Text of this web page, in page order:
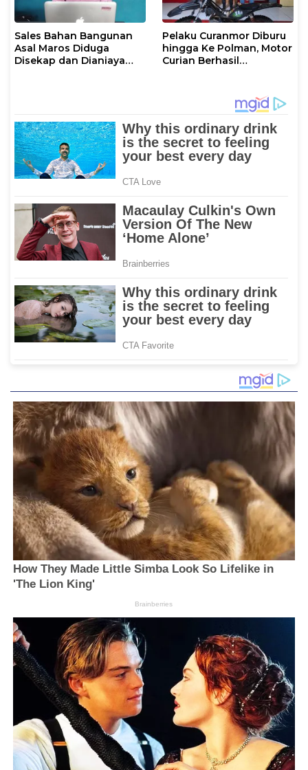
Sales Bahan Bangunan
Asal Maros Diduga
Disekap dan Dianiaya
Pelaku Curanmor Diburu
hingga Ke Polman, Motor
Curian Berhasil